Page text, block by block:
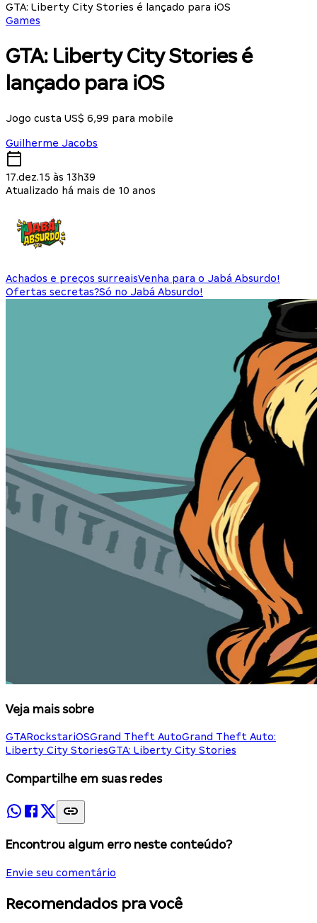
GTA: Liberty City Stories é lançado para iOS
Games
GTA: Liberty City Stories é
lançado para iOS
Jogo custa US$ 6,99 para mobile
Guilherme Jacobs
17.dez.15 às 13h39
Atualizado há mais de 10 anos
Achados e preços surreaisVenha para o Jabá Absurdo!
Ofertas secretas?Só no Jabá Absurdo!
Veja mais sobre
GTARockstariOSGrand Theft AutoGrand Theft Auto:
Liberty City StoriesGTA: Liberty City Stories
Compartilhe em suas redes
Encontrou algum erro neste conteúdo?
Envie seu comentário
Recomendados pra você